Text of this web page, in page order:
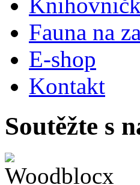
Fauna na
E-shop
Kontakt
Soutěžte s